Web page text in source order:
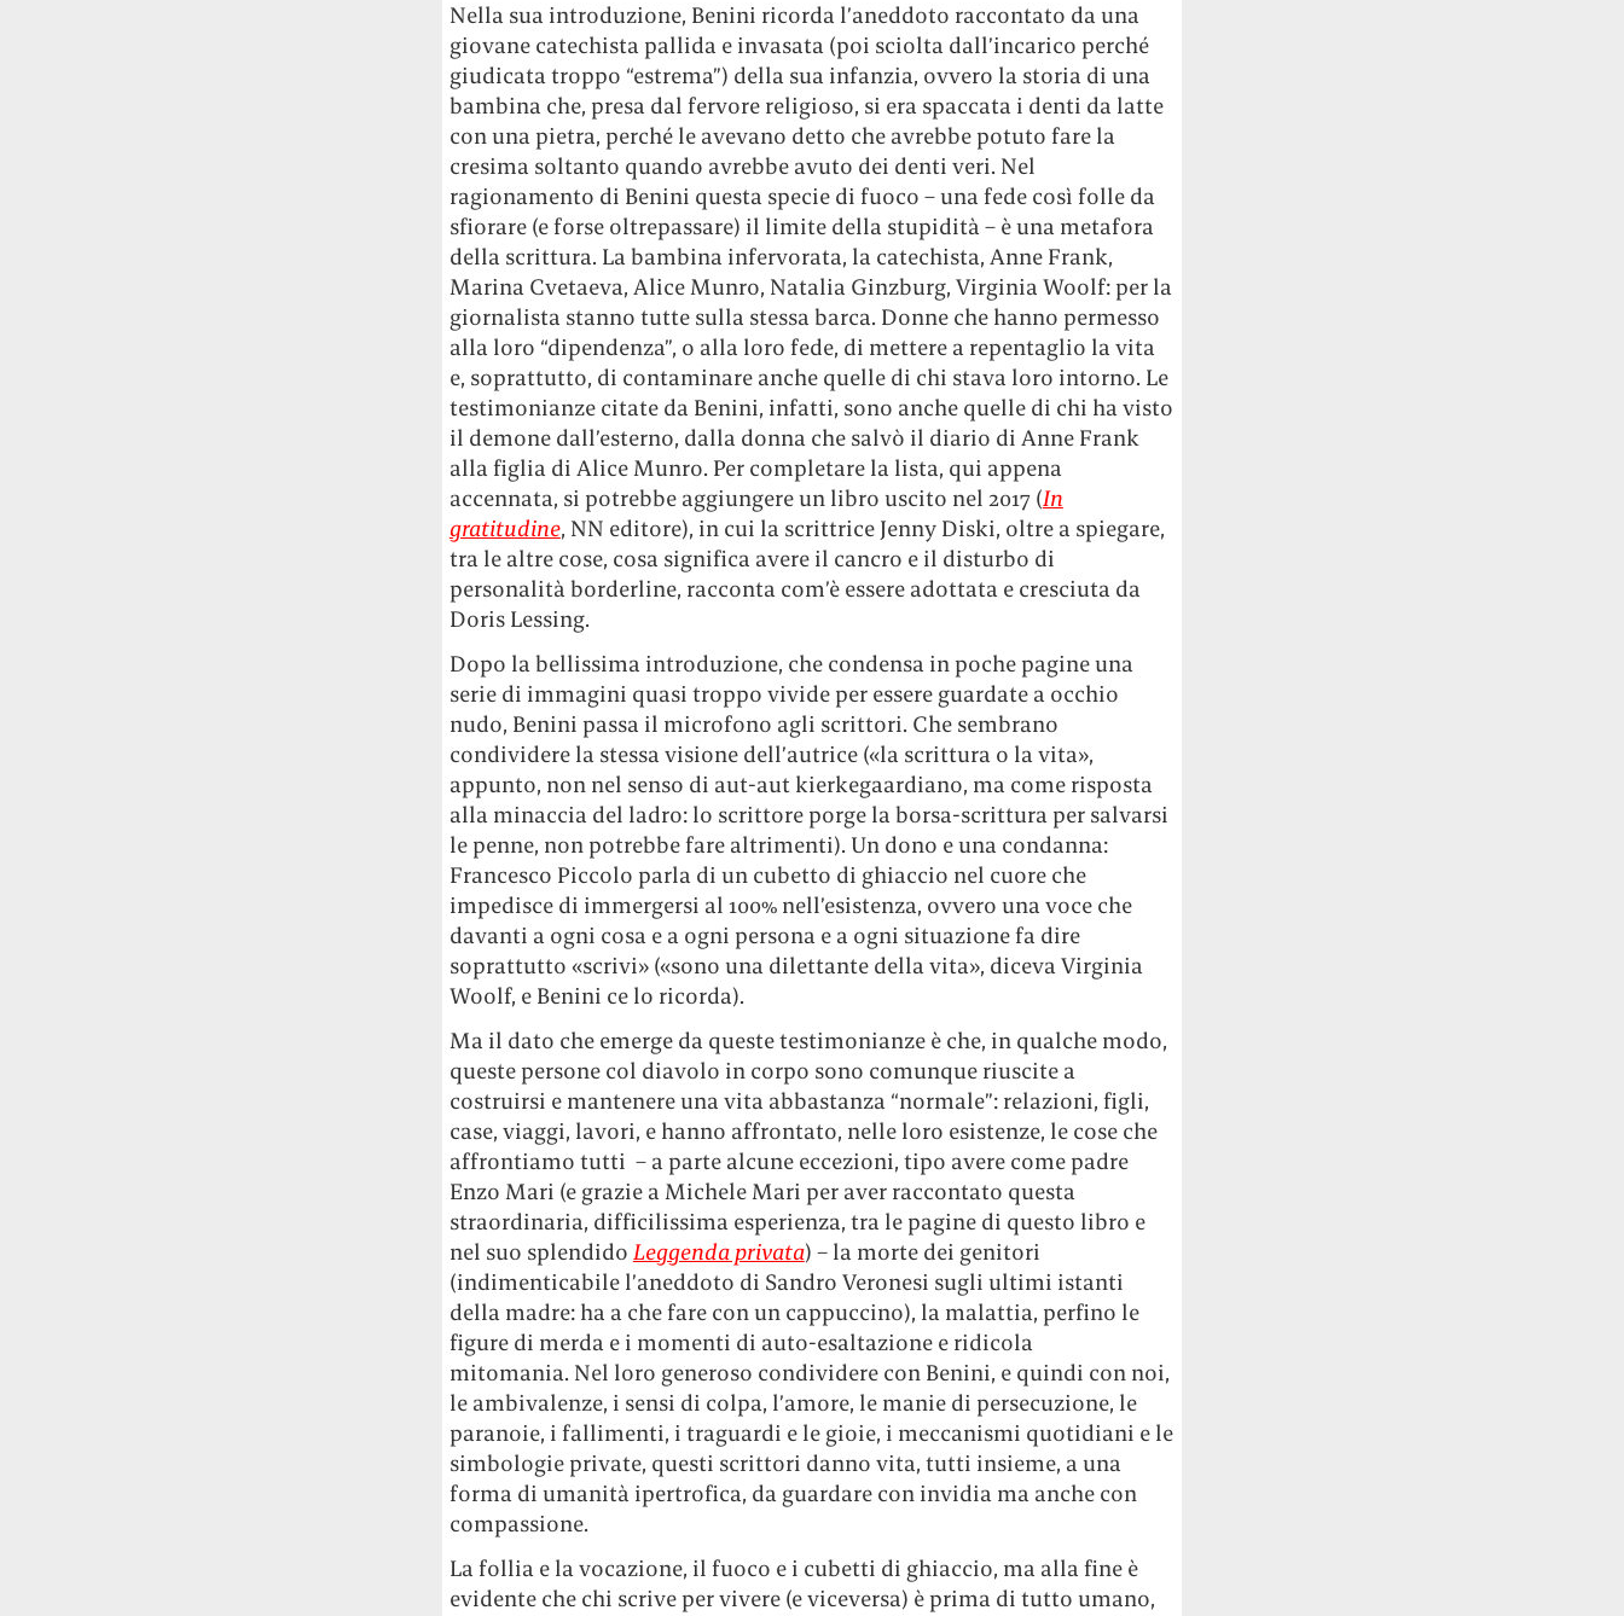
Nella sua introduzione, Benini ricorda l’aneddoto raccontato da una
giovane catechista pallida e invasata (poi sciolta dall’incarico perché
giudicata troppo “estrema”) della sua infanzia, ovvero la storia di una
bambina che, presa dal fervore religioso, si era spaccata i denti da latte
con una pietra, perché le avevano detto che avrebbe potuto fare la
cresima soltanto quando avrebbe avuto dei denti veri. Nel
ragionamento di Benini questa specie di fuoco – una fede così folle da
sfiorare (e forse oltrepassare) il limite della stupidità – è una metafora
della scrittura. La bambina infervorata, la catechista, Anne Frank,
Marina Cvetaeva, Alice Munro, Natalia Ginzburg, Virginia Woolf: per la
giornalista stanno tutte sulla stessa barca. Donne che hanno permesso
alla loro “dipendenza”, o alla loro fede, di mettere a repentaglio la vita
e, soprattutto, di contaminare anche quelle di chi stava loro intorno. Le
testimonianze citate da Benini, infatti, sono anche quelle di chi ha visto
il demone dall’esterno, dalla donna che salvò il diario di Anne Frank
alla figlia di Alice Munro. Per completare la lista, qui appena
accennata, si potrebbe aggiungere un libro uscito nel 2017 (In
gratitudine, NN editore), in cui la scrittrice Jenny Diski, oltre a spiegare,
tra le altre cose, cosa significa avere il cancro e il disturbo di
personalità borderline, racconta com’è essere adottata e cresciuta da
Doris Lessing.
Dopo la bellissima introduzione, che condensa in poche pagine una
serie di immagini quasi troppo vivide per essere guardate a occhio
nudo, Benini passa il microfono agli scrittori. Che sembrano
condividere la stessa visione dell’autrice («la scrittura o la vita»,
appunto, non nel senso di aut-aut kierkegaardiano, ma come risposta
alla minaccia del ladro: lo scrittore porge la borsa-scrittura per salvarsi
le penne, non potrebbe fare altrimenti). Un dono e una condanna:
Francesco Piccolo parla di un cubetto di ghiaccio nel cuore che
impedisce di immergersi al 100% nell’esistenza, ovvero una voce che
davanti a ogni cosa e a ogni persona e a ogni situazione fa dire
soprattutto «scrivi» («sono una dilettante della vita», diceva Virginia
Woolf, e Benini ce lo ricorda).
Ma il dato che emerge da queste testimonianze è che, in qualche modo,
queste persone col diavolo in corpo sono comunque riuscite a
costruirsi e mantenere una vita abbastanza “normale”: relazioni, figli,
case, viaggi, lavori, e hanno affrontato, nelle loro esistenze, le cose che
affrontiamo tutti – a parte alcune eccezioni, tipo avere come padre
Enzo Mari (e grazie a Michele Mari per aver raccontato questa
straordinaria, difficilissima esperienza, tra le pagine di questo libro e
nel suo splendido Leggenda privata) – la morte dei genitori
(indimenticabile l’aneddoto di Sandro Veronesi sugli ultimi istanti
della madre: ha a che fare con un cappuccino), la malattia, perfino le
figure di merda e i momenti di auto-esaltazione e ridicola
mitomania. Nel loro generoso condividere con Benini, e quindi con noi,
le ambivalenze, i sensi di colpa, l’amore, le manie di persecuzione, le
paranoie, i fallimenti, i traguardi e le gioie, i meccanismi quotidiani e le
simbologie private, questi scrittori danno vita, tutti insieme, a una
forma di umanità ipertrofica, da guardare con invidia ma anche con
compassione.
La follia e la vocazione, il fuoco e i cubetti di ghiaccio, ma alla fine è
evidente che chi scrive per vivere (e viceversa) è prima di tutto umano,